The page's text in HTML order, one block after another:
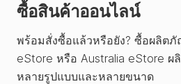
ซื้อสินค้าออนไลน์
พร้อมสั่งซื้อแล้วหรือยัง? ซื้อผลิต
eStore หรือ Australia eStore
หลายรูปแบบและหลายขนาด